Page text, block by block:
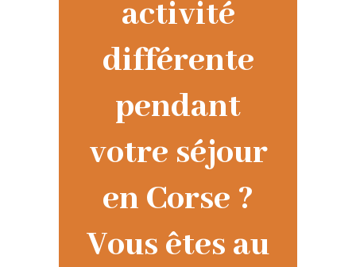
activité
différente
pendant
votre séjour
en Corse ?
Vous êtes au